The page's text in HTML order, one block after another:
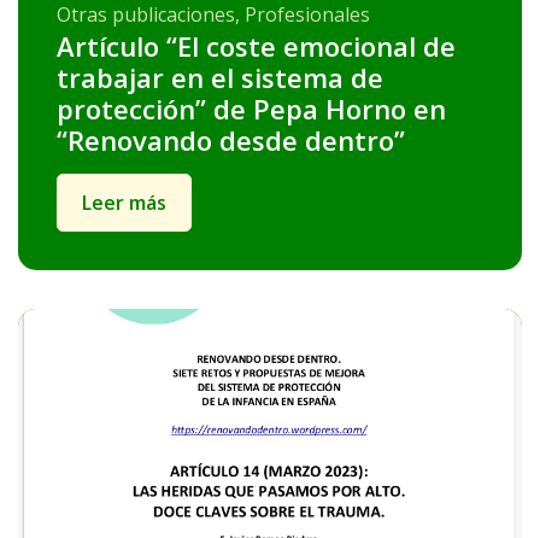
Otras publicaciones, Profesionales
Artículo “El coste emocional de
trabajar en el sistema de
protección” de Pepa Horno en
“Renovando desde dentro”
Leer más